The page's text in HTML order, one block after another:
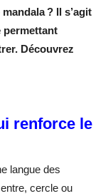
? Il s’agit
permettant
Découvrez
renforce le
langue des
cercle ou